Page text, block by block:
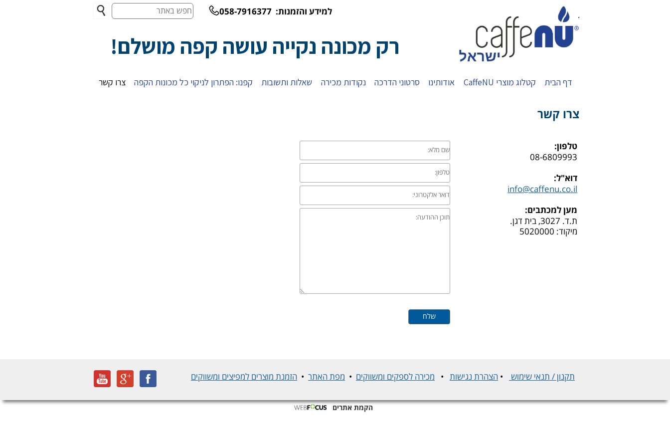
למידע והזמנות: 058-7916377 .
דף הבית קטלוג מוצרי CaffeNU אודותינו סרטוני הדרכה נקודות מכירה שאלות ותשובות קפנו: הפתרון לניקוי כל מכונות הקפה צרו קשר
חפש
באתר
רק מכונה נקייה עושה קפה מושלם!
צרו קשר
טלפון:
08-6809993
דוא"ל:
info@caffenu.co.il
מען למכתבים:
ת.ד. 3027, בית דגן.
מיקוד: 5020000
תקנון / תנאי שימוש • הצהרת נגישות • מכירה לספקים ומשווקים • מפת האתר • הזמנת מוצרים למפיצים ומשווקים
הקמת אתרים